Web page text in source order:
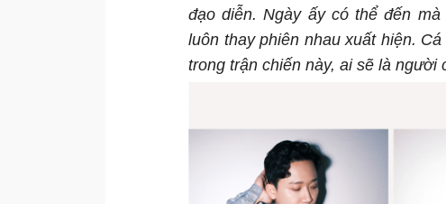
đạo diễn. Ngày ấy có thể đến
luôn thay phiên nhau xuất hiện.
trong trận chiến này, ai sẽ là người